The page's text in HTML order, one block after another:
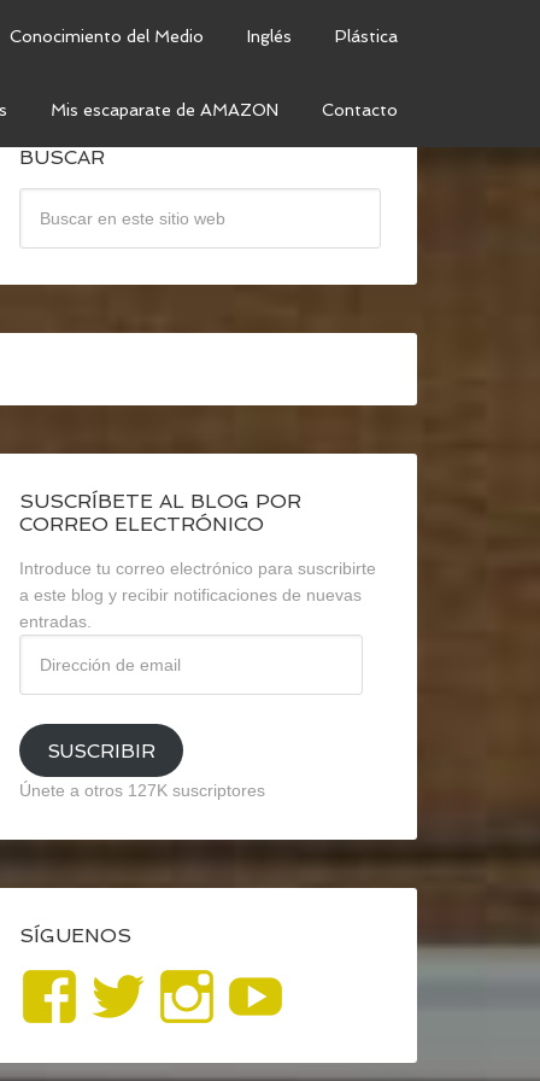
Conocimiento del Medio Inglés Plástica
Mis escaparate de AMAZON Contacto
BUSCAR
SUSCRÍBETE AL BLOG POR
CORREO ELECTRÓNICO
Introduce tu correo electrónico para suscribirte
a este blog y recibir notificaciones de nuevas
entradas.
email
SUSCRIBIR
Únete a otros 127K suscriptores
SÍGUENOS
Ver
perfil
Ver
perfil
Ver
perfil